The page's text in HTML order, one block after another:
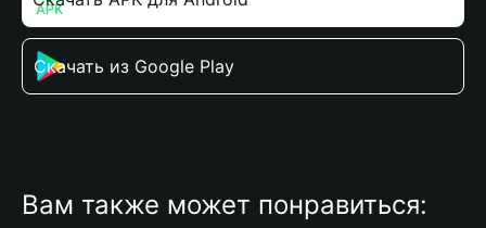
Скачать из Google Play
Вам также может понравиться: